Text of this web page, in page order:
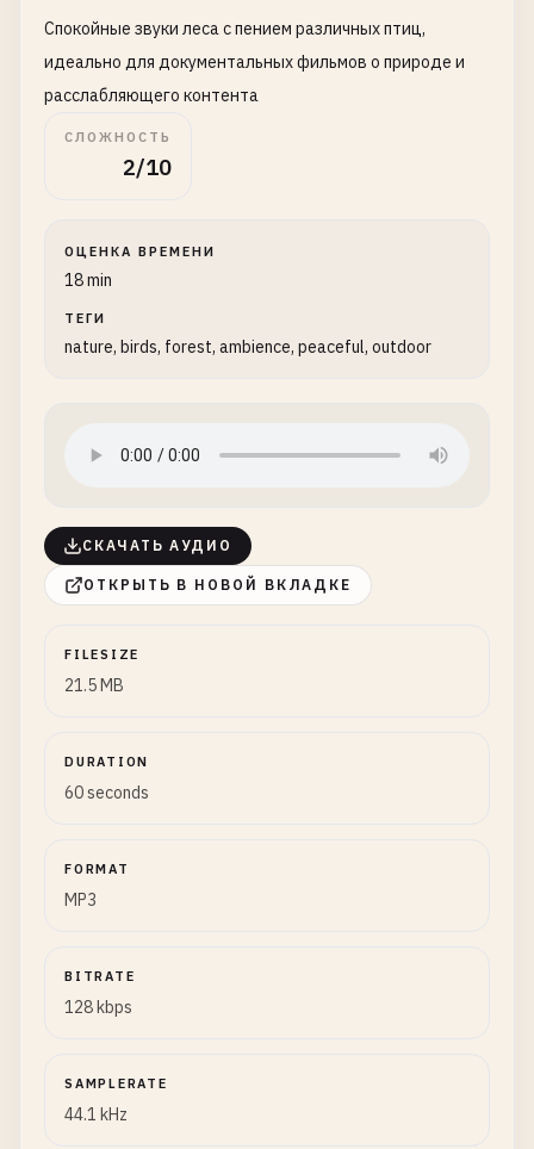
Спокойные звуки леса с пением различных птиц,
идеально для документальных фильмов о природе и
расслабляющего контента
СЛОЖНОСТЬ
2/10
ОЦЕНКА ВРЕМЕНИ
18 min
ТЕГИ
nature, birds, forest, ambience, peaceful, outdoor
СКАЧАТЬ АУДИО
ОТКРЫТЬ В НОВОЙ ВКЛАДКЕ
FILESIZE
21.5 MB
DURATION
60 seconds
FORMAT
MP3
BITRATE
128 kbps
SAMPLERATE
44.1 kHz